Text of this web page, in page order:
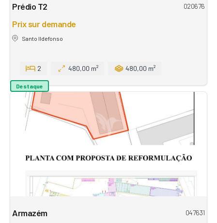
Prédio T2 020676
Prix sur demande
Santo Ildefonso
2 480,00 m² 480,00 m²
Destaque
Armazém 047631